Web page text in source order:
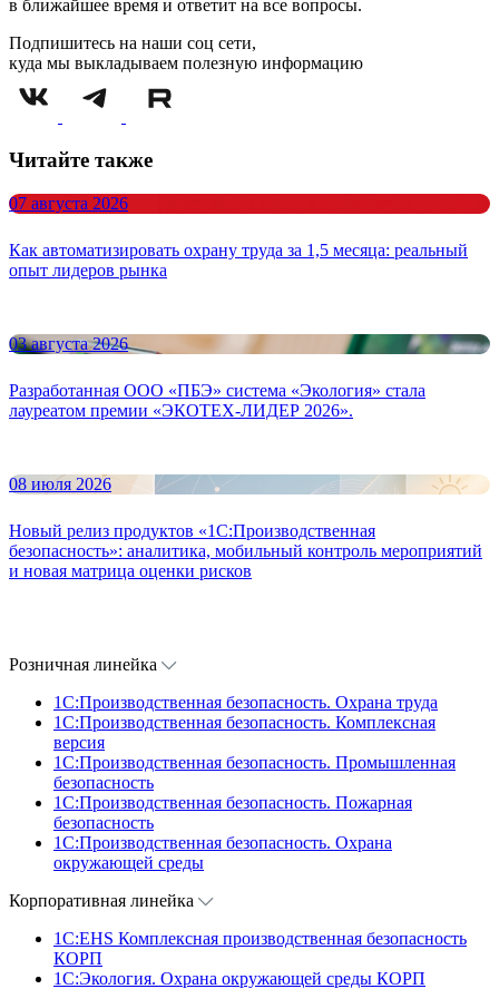
в ближайшее время и ответит на все вопросы.
Подпишитесь на наши соц сети,
куда мы выкладываем полезную информацию
Читайте также
07 августа 2026
Как автоматизировать охрану труда за 1,5 месяца: реальный
опыт лидеров рынка
03 августа 2026
Разработанная ООО «ПБЭ» система «Экология» стала
лауреатом премии «ЭКОТЕХ-ЛИДЕР 2026».
08 июля 2026
Новый релиз продуктов «1С:Производственная
безопасность»: аналитика, мобильный контроль мероприятий
и новая матрица оценки рисков
Розничная линейка
1C:Производственная безопасность. Охрана труда
1C:Производственная безопасность. Комплексная
версия
1C:Производственная безопасность. Промышленная
безопасность
1C:Производственная безопасность. Пожарная
безопасность
1C:Производственная безопасность. Охрана
окружающей среды
Корпоративная линейка
1С:EHS Комплексная производственная безопасность
КОРП
1С:Экология. Охрана окружающей среды КОРП